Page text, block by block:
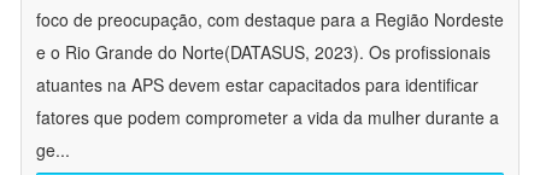
foco de preocupação, com destaque para a Região Nordeste
e o Rio Grande do Norte(DATASUS, 2023). Os profissionais
atuantes na APS devem estar capacitados para identificar
fatores que podem comprometer a vida da mulher durante a
ge...